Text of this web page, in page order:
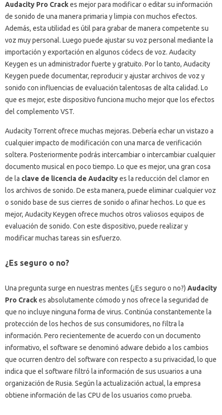
Audacity Pro Crackes mejor para modificar o editar su información
de sonido de una manera primaria y limpia con muchos efectos.
Además, esta utilidad es útil para grabar de manera competente su
voz muy personal. Luego puede ajustar su voz personal mediante la
importación y exportación en algunos códecs de voz. Audacity
Keygen es un administrador fuerte y gratuito. Por lo tanto, Audacity
Keygen puede documentar, reproducir y ajustar archivos de voz y
sonido con influencias de evaluación talentosas de alta calidad. Lo
que es mejor, este dispositivo funciona mucho mejor que los efectos
del complemento VST.
Audacity Torrent ofrece muchas mejoras. Debería echar un vistazo a
cualquier impacto de modificación con una marca de verificación
soltera. Posteriormente podrás intercambiar o intercambiar cualquier
documento musical en poco tiempo. Lo que es mejor, una gran cosa
de la clave de licencia de Audacityes la reducción del clamor en
los archivos de sonido. De esta manera, puede eliminar cualquier voz
o sonido base de sus cierres de sonido o afinar hechos. Lo que es
mejor, Audacity Keygen ofrece muchos otros valiosos equipos de
evaluación de sonido. Con este dispositivo, puede realizar y
modificar muchas tareas sin esfuerzo.
¿Es seguro o no?
Una pregunta surge en nuestras mentes (¿Es seguro o no?) Audacity
Pro Crackes absolutamente cómodo y nos ofrece la seguridad de
que no incluye ninguna forma de virus. Continúa constantemente la
protección de los hechos de sus consumidores, no filtra la
información. Pero recientemente de acuerdo con un documento
informativo, el software se denominó adware debido a los cambios
que ocurren dentro del software con respecto a su privacidad, lo que
indica que el software filtró la información de sus usuarios a una
organización de Rusia. Según la actualización actual, la empresa
obtiene información de las CPU de los usuarios como prueba.